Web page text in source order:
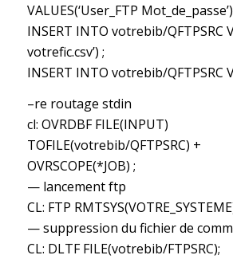
VALUES(‘User_FTP
INSERT INTO votrebib/QFTPSRC
votrefic.csv’) ;
INSERT INTO votrebib/QFTPSRC
–re routage stdin
cl: OVRDBF FILE(INPUT)
TOFILE(votrebib/QFTPSRC) +
OVRSCOPE(*JOB) ;
— lancement ftp
CL: FTP
— suppression du fichier de
CL: DLTF FILE(votrebib/FTPSRC);